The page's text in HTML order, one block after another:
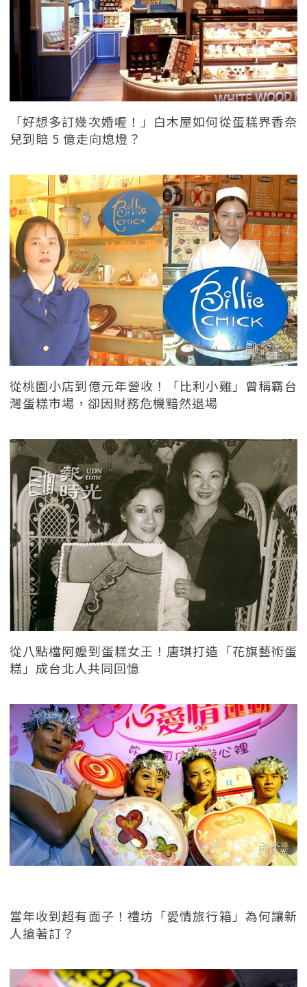
「好想多訂幾次婚喔！」白木屋如何從蛋糕界香奈
兒到賠 5 億走向熄燈？
從桃園小店到億元年營收！「比利小雞」曾稱霸台
灣蛋糕市場，卻因財務危機黯然退場
從八點檔阿嬤到蛋糕女王！唐琪打造「花旗藝術蛋
糕」成台北人共同回憶
當年收到超有面子！禮坊「愛情旅行箱」為何讓新
人搶著訂？